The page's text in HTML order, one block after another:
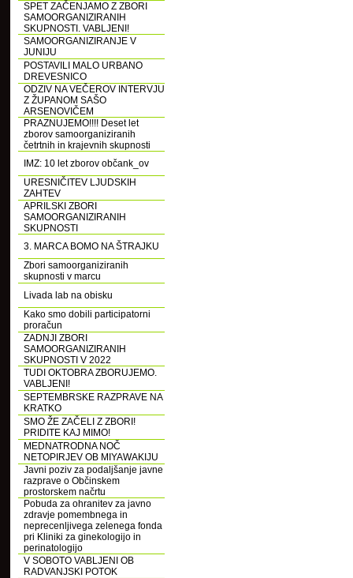
SPET ZAČENJAMO Z ZBORI
SAMOORGANIZIRANIH
SKUPNOSTI. VABLJENI!
SAMOORGANIZIRANJE V
JUNIJU
POSTAVILI MALO URBANO
DREVESNICO
ODZIV NA VEČEROV INTERVJU
Z ŽUPANOM SAŠO
ARSENOVIČEM
PRAZNUJEMO!!!! Deset let
zborov samoorganiziranih
četrtnih in krajevnih skupnosti
IMZ: 10 let zborov občank_ov
URESNIČITEV LJUDSKIH
ZAHTEV
APRILSKI ZBORI
SAMOORGANIZIRANIH
SKUPNOSTI
3. MARCA BOMO NA ŠTRAJKU
Zbori samoorganiziranih
skupnosti v marcu
Livada lab na obisku
Kako smo dobili participatorni
proračun
ZADNJI ZBORI
SAMOORGANIZIRANIH
SKUPNOSTI V 2022
TUDI OKTOBRA ZBORUJEMO.
VABLJENI!
SEPTEMBRSKE RAZPRAVE NA
KRATKO
SMO ŽE ZAČELI Z ZBORI!
PRIDITE KAJ MIMO!
MEDNATRODNA NOČ
NETOPIRJEV OB MIYAWAKIJU
Javni poziv za podaljšanje javne
razprave o Občinskem
prostorskem načrtu
Pobuda za ohranitev za javno
zdravje pomembnega in
neprecenljivega zelenega fonda
pri Kliniki za ginekologijo in
perinatologijo
V SOBOTO VABLJENI OB
RADVANJSKI POTOK